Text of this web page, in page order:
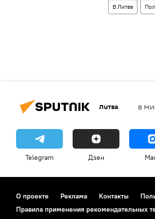
В Литве
Литва В
Telegram Дзен
О проекте Реклама Контакты
Правила применения рекомендательных